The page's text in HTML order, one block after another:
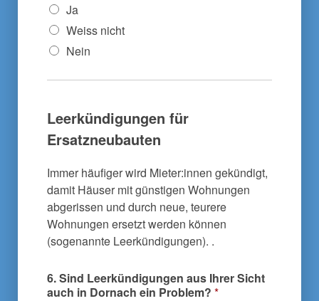
Ja
Weiss nicht
Nein
Leerkündigungen für
Ersatzneubauten
Immer häufiger wird Mieter:innen gekündigt,
damit Häuser mit günstigen Wohnungen
abgerissen und durch neue, teurere
Wohnungen ersetzt werden können
(sogenannte Leerkündigungen). .
6. Sind Leerkündigungen aus Ihrer Sicht
auch in Dornach ein Problem? *